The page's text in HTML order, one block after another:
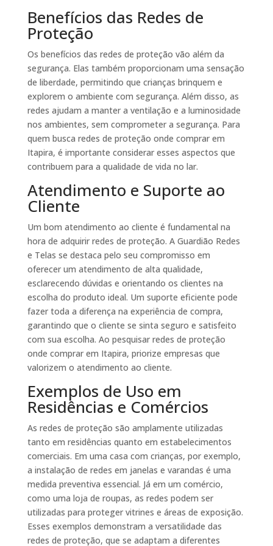
Benefícios das Redes de
Proteção
Os benefícios das redes de proteção vão além da
segurança. Elas também proporcionam uma sensação
de liberdade, permitindo que crianças brinquem e
explorem o ambiente com segurança. Além disso, as
redes ajudam a manter a ventilação e a luminosidade
nos ambientes, sem comprometer a segurança. Para
quem busca redes de proteção onde comprar em
Itapira, é importante considerar esses aspectos que
contribuem para a qualidade de vida no lar.
Atendimento e Suporte ao
Cliente
Um bom atendimento ao cliente é fundamental na
hora de adquirir redes de proteção. A Guardião Redes
e Telas se destaca pelo seu compromisso em
oferecer um atendimento de alta qualidade,
esclarecendo dúvidas e orientando os clientes na
escolha do produto ideal. Um suporte eficiente pode
fazer toda a diferença na experiência de compra,
garantindo que o cliente se sinta seguro e satisfeito
com sua escolha. Ao pesquisar redes de proteção
onde comprar em Itapira, priorize empresas que
valorizem o atendimento ao cliente.
Exemplos de Uso em
Residências e Comércios
As redes de proteção são amplamente utilizadas
tanto em residências quanto em estabelecimentos
comerciais. Em uma casa com crianças, por exemplo,
a instalação de redes em janelas e varandas é uma
medida preventiva essencial. Já em um comércio,
como uma loja de roupas, as redes podem ser
utilizadas para proteger vitrines e áreas de exposição.
Esses exemplos demonstram a versatilidade das
redes de proteção, que se adaptam a diferentes